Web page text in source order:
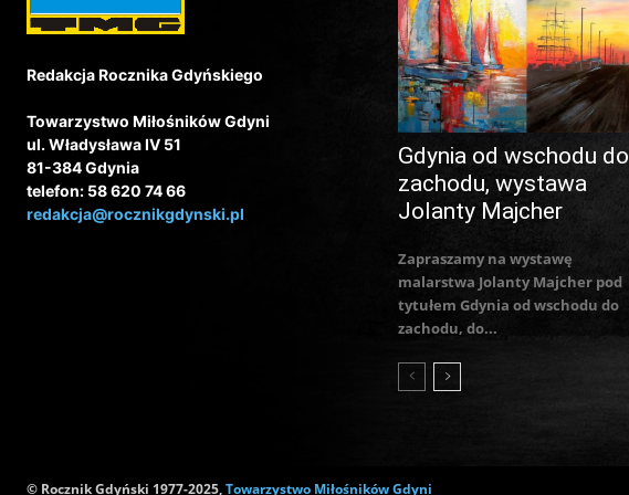
Redakcja Rocznika Gdyńskiego
Towarzystwo Miłośników Gdyni
ul. Władysława IV 51
81-384 Gdynia
telefon: 58 620 74 66
redakcja@rocznikgdynski.pl
Gdynia od wschodu do
zachodu, wystawa
Jolanty Majcher
Zapraszamy na wystawę
malarstwa Jolanty Majcher pod
tytułem Gdynia od wschodu do
zachodu, do...
© Rocznik Gdyński 1977-2025,Towarzystwo Miłośników Gdyni